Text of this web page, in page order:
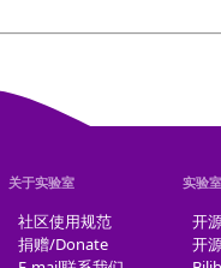
关于实验室
社区使用规范
捐赠/Donate
实验
开
开